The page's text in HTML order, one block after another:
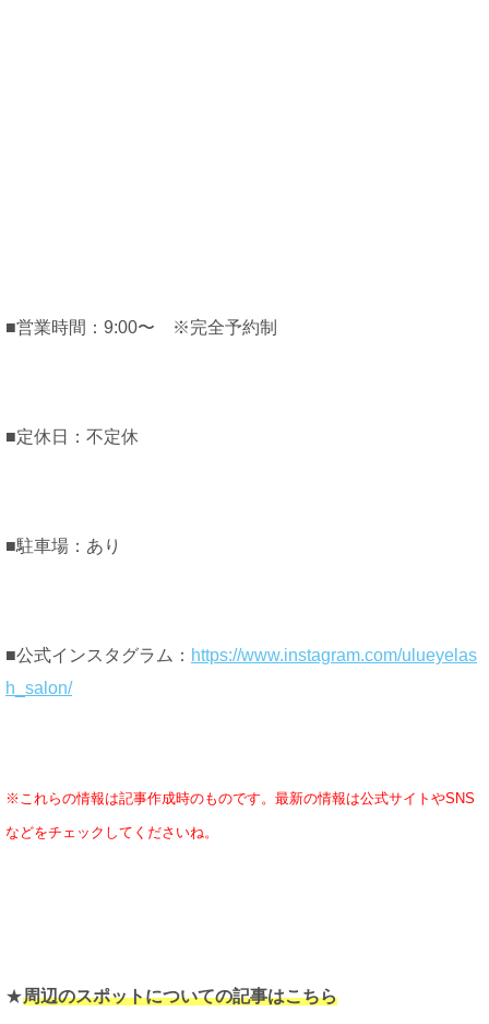
■営業時間：9:00〜 ※完全予約制
■定休日：不定休
■駐車場：あり
■公式インスタグラム： https://www.instagram.com/ulueyelas
h_salon/
※これらの情報は記事作成時のものです。最新の情報は公式サイトやSNS
などをチェックしてくださいね。
★周辺のスポットについての記事はこちら